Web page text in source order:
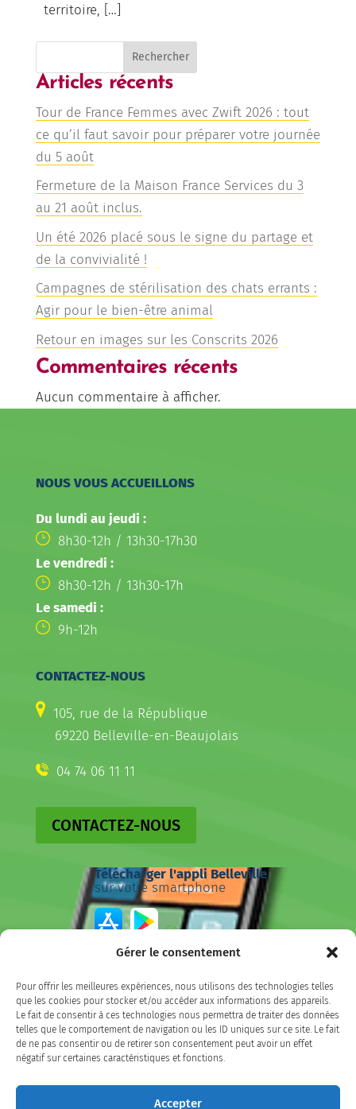
Gérer le consentement
Pour offrir les meilleures expériences, nous utilisons des technologies telles
que les cookies pour stocker et/ou accéder aux informations des appareils.
Le fait de consentir à ces technologies nous permettra de traiter des données
telles que le comportement de navigation ou les ID uniques sur ce site. Le fait
de ne pas consentir ou de retirer son consentement peut avoir un effet
négatif sur certaines caractéristiques et fonctions.
Accepter
territoire, […]
Rechercher
Articles récents
Tour de France Femmes avec Zwift 2026 : tout
ce qu’il faut savoir pour préparer votre journée
du 5 août
Fermeture de la Maison France Services du 3
au 21 août inclus.
Un été 2026 placé sous le signe du partage et
de la convivialité !
Campagnes de stérilisation des chats errants :
Agir pour le bien-être animal
Retour en images sur les Conscrits 2026
Commentaires récents
Aucun commentaire à afficher.
NOUS VOUS ACCUEILLONS
Du lundi au jeudi :
8h30-12h / 13h30-17h30
Le vendredi :
8h30-12h / 13h30-17h
Le samedi :
9h-12h
CONTACTEZ-NOUS
105, rue de la République
69220 Belleville-en-Beaujolais
04 74 06 11 11
CONTACTEZ-NOUS
Télécharger l'appli Belleville
sur votre smartphone
Facebook
LinkedInInstagram